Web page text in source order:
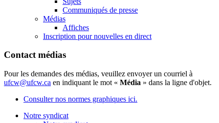
Communiqués de presse
Médias
Affiches
Inscription pour nouvelles en direct
Contact médias
Pour les demandes des médias, veuillez envoyer un courriel à
ufcw@ufcw.ca en indiquant le mot « Média » dans la ligne d'objet.
Consulter nos normes graphiques ici.
Notre syndicat